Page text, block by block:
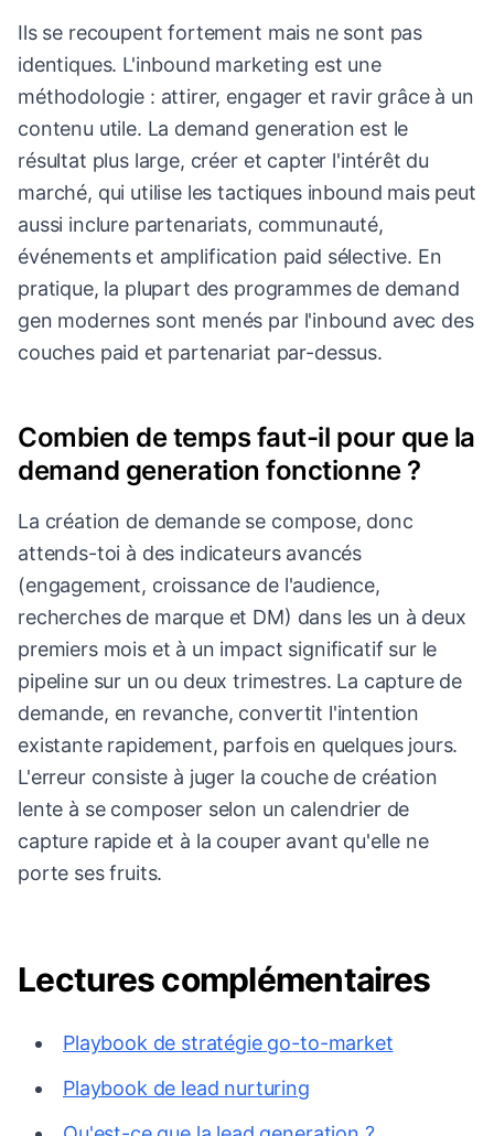
Ils se recoupent fortement mais ne sont pas
identiques. L'inbound marketing est une
méthodologie : attirer, engager et ravir grâce à un
contenu utile. La demand generation est le
résultat plus large, créer et capter l'intérêt du
marché, qui utilise les tactiques inbound mais peut
aussi inclure partenariats, communauté,
événements et amplification paid sélective. En
pratique, la plupart des programmes de demand
gen modernes sont menés par l'inbound avec des
couches paid et partenariat par-dessus.
Combien de temps faut-il pour que la
demand generation fonctionne ?
La création de demande se compose, donc
attends-toi à des indicateurs avancés
(engagement, croissance de l'audience,
recherches de marque et DM) dans les un à deux
premiers mois et à un impact significatif sur le
pipeline sur un ou deux trimestres. La capture de
demande, en revanche, convertit l'intention
existante rapidement, parfois en quelques jours.
L'erreur consiste à juger la couche de création
lente à se composer selon un calendrier de
capture rapide et à la couper avant qu'elle ne
porte ses fruits.
Lectures complémentaires
Playbook de stratégie go-to-market
Playbook de lead nurturing